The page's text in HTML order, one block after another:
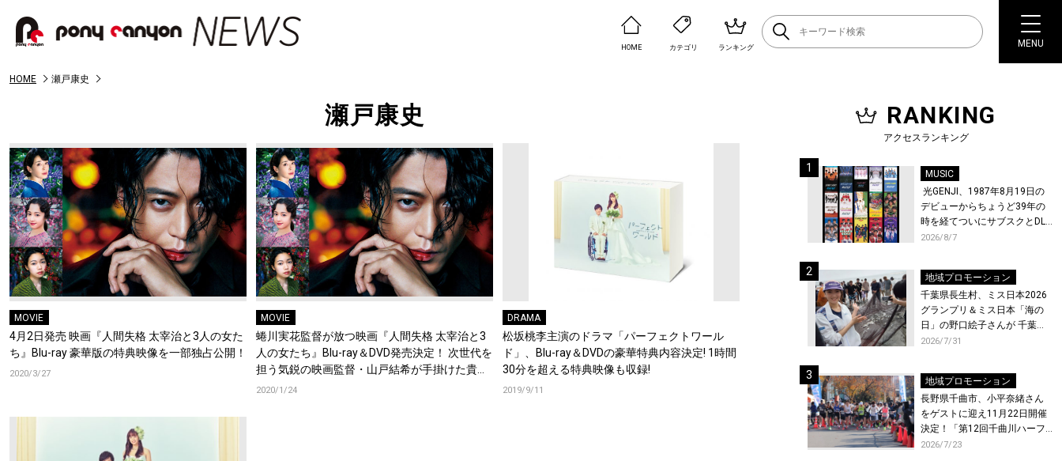
HOME カテゴリ ランキング MENU
HOME 瀬戸康史
瀬戸康史
MOVIE
4月2日発売 映画『人間失格 太宰治と3人の女た
ち』Blu-ray 豪華版の特典映像を一部独占公開！
2020/3/27
MOVIE
蜷川実花監督が放つ映画『人間失格 太宰治と3
人の女たち』Blu-ray＆DVD発売決定！ 次世代を
担う気鋭の映画監督・山戸結希が手掛けた貴重
なドキュメンタリー映像収録
2020/1/24
DRAMA
松坂桃李主演のドラマ「パーフェクトワール
ド」、Blu-ray＆DVDの豪華特典内容決定! 1時間
30分を超える特典映像も収録!
2019/9/11
RANKING
アクセスランキング
MUSIC
光GENJI、1987年8月19日の
デビューからちょうど39年の
時を経てついにサブスクとDL
配信が解禁！
2026/8/7
地域プロモーション
千葉県長生村、ミス日本2026
グランプリ＆ミス日本「海の
日」の野口絵子さんが 千葉県
唯一の村・長生村で地引網を
2026/7/31
地域プロモーション
長野県千曲市、小平奈緒さん
をゲストに迎え11月22日開催
決定！「第12回千曲川ハーフ
マラソン」エントリー受付開
2026/7/23